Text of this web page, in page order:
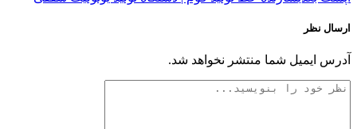
ارسال نظر
آدرس ایمیل شما منتشر نخواهد شد.